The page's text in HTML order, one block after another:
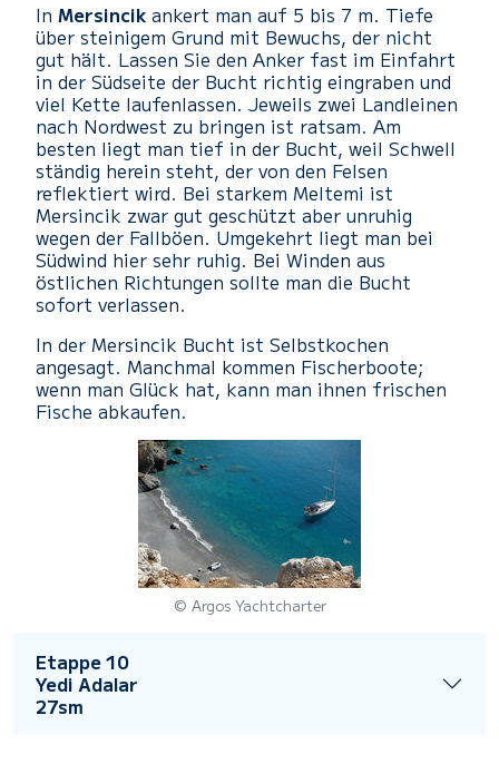
In Mersincik ankert man auf 5 bis 7 m. Tiefe
über steinigem Grund mit Bewuchs, der nicht
gut hält. Lassen Sie den Anker fast im Einfahrt
in der Südseite der Bucht richtig eingraben und
viel Kette laufenlassen. Jeweils zwei Landleinen
nach Nordwest zu bringen ist ratsam. Am
besten liegt man tief in der Bucht, weil Schwell
ständig herein steht, der von den Felsen
reflektiert wird. Bei starkem Meltemi ist
Mersincik zwar gut geschützt aber unruhig
wegen der Fallböen. Umgekehrt liegt man bei
Südwind hier sehr ruhig. Bei Winden aus
östlichen Richtungen sollte man die Bucht
sofort verlassen.
In der Mersincik Bucht ist Selbstkochen
angesagt. Manchmal kommen Fischerboote;
wenn man Glück hat, kann man ihnen frischen
Fische abkaufen.
© Argos Yachtcharter
Etappe 10
Yedi Adalar
27sm